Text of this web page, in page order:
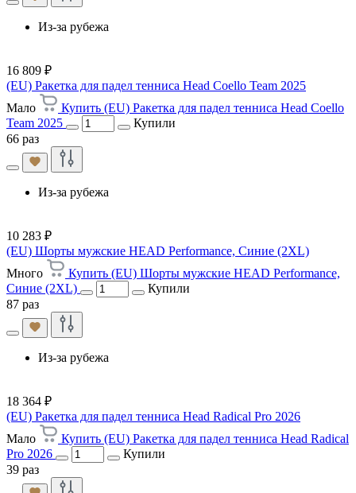
Из-за рубежа
16 809 ₽
(EU) Ракетка для падел тенниса Head Coello Team 2025
Мало
Купить (EU) Ракетка для падел тенниса Head Coello
Team 2025
Купили
66 раз
Из-за рубежа
10 283 ₽
(EU) Шорты мужские HEAD Performance, Синие (2XL)
Много
Купить (EU) Шорты мужские HEAD Performance,
Синие (2XL)
Купили
87 раз
Из-за рубежа
18 364 ₽
(EU) Ракетка для падел тенниса Head Radical Pro 2026
Мало
Купить (EU) Ракетка для падел тенниса Head Radical
Pro 2026
Купили
39 раз